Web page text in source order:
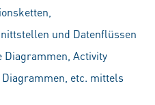
und Datenflüssen
Diagrammen, Activity
etc. mittels